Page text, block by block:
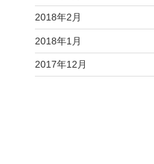
2018年2月
2018年1月
2017年12月